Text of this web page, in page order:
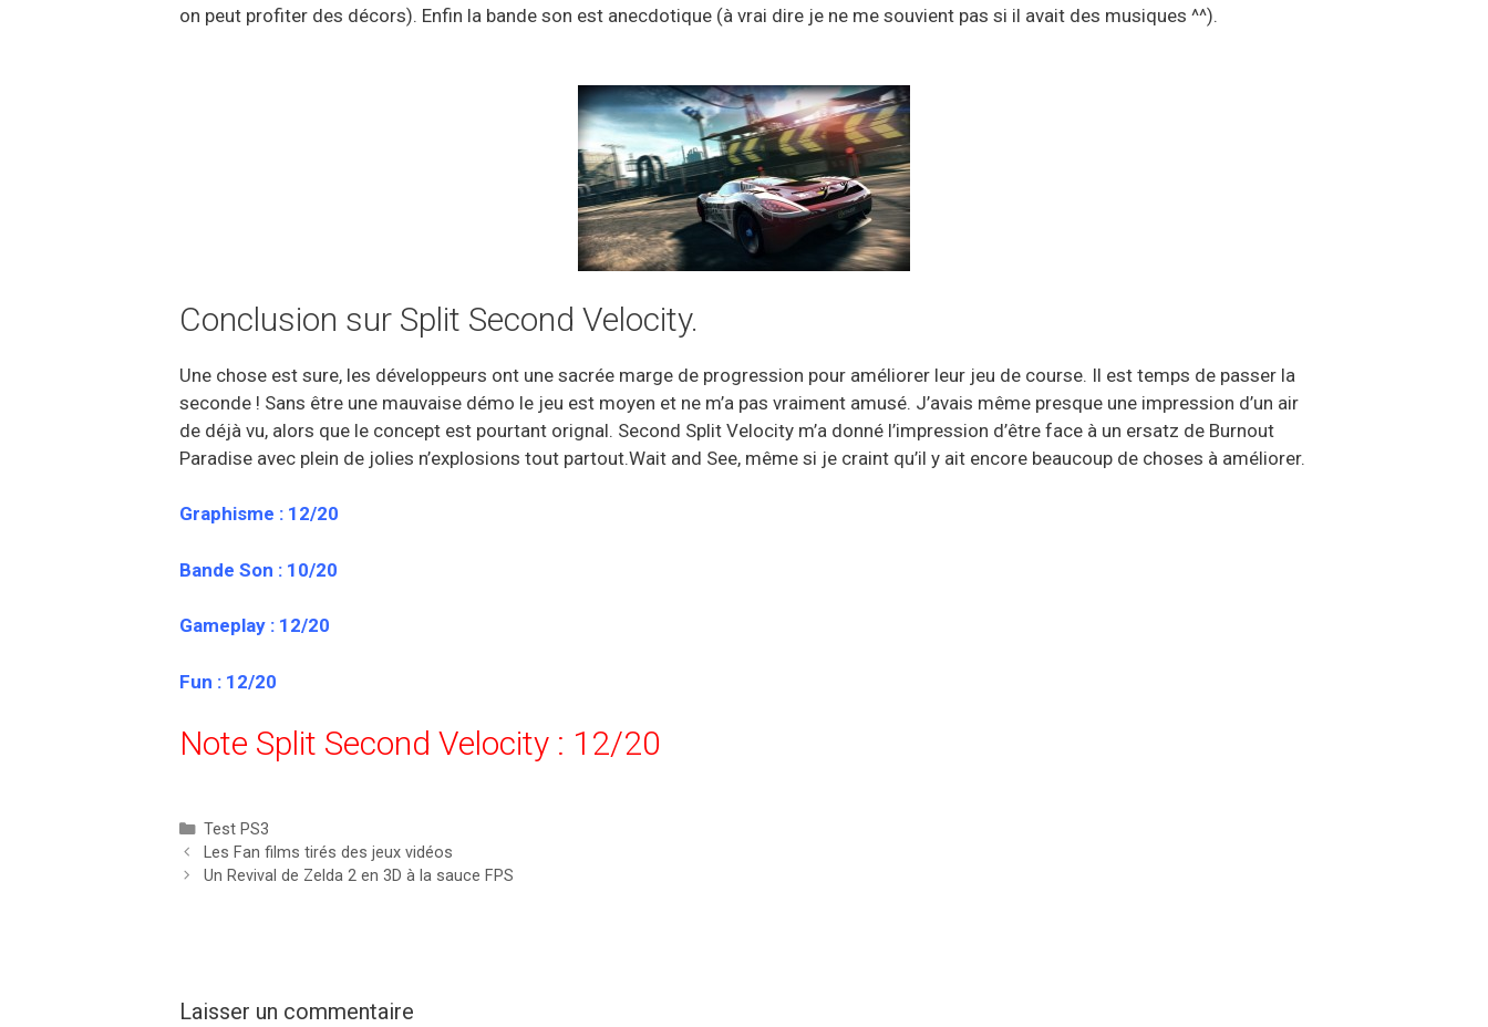
on peut profiter des décors). Enfin la bande son est anecdotique (à vrai dire je ne me souvient pas si il avait des musiques ^^).
Conclusion sur Split Second Velocity.
Une chose est sure, les développeurs ont une sacrée marge de progression pour améliorer leur jeu de course. Il est temps de passer la
seconde ! Sans être une mauvaise démo le jeu est moyen et ne m’a pas vraiment amusé. J’avais même presque une impression d’un air
de déjà vu, alors que le concept est pourtant orignal. Second Split Velocity m’a donné l’impression d’être face à un ersatz de Burnout
Paradise avec plein de jolies n’explosions tout partout.Wait and See, même si je craint qu’il y ait encore beaucoup de choses à améliorer.
Graphisme : 12/20
Bande Son : 10/20
Gameplay : 12/20
Fun : 12/20
Note Split Second Velocity : 12/20
Catégories
Test PS3
Les Fan films tirés des jeux vidéos
Un Revival de Zelda 2 en 3D à la sauce FPS
Laisser un commentaire